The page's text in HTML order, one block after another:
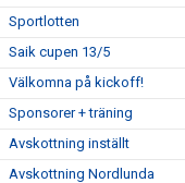
Sportlotten
Saik cupen 13/5
Välkomna på kickoff!
Sponsorer + träning
Avskottning inställt
Avskottning Nordlunda